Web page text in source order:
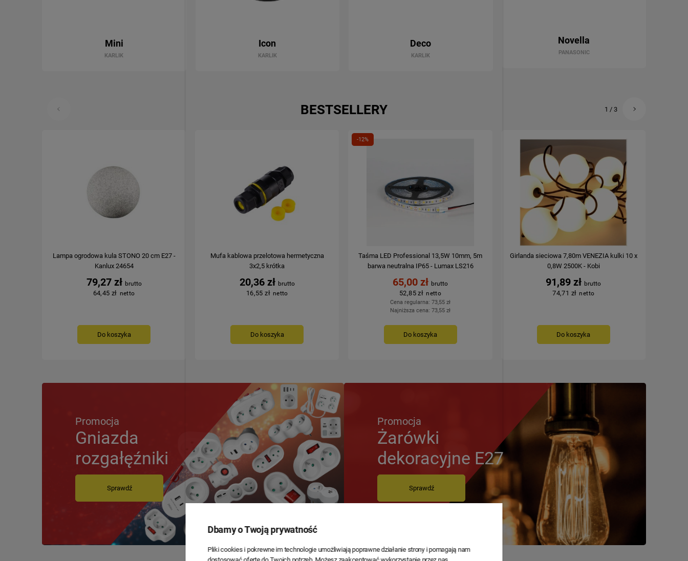
Mini
KARLIK
Icon
KARLIK
Deco
KARLIK
Novella
PANASONIC
BESTSELLERY
Lampa ogrodowa kula STONO 20 cm E27 -
Kanlux 24654
79,27 zł
64,45 zł
Do koszyka
Mufa kablowa przelotowa hermetyczna
3x2,5 krótka
20,36 zł
16,55 zł
Do koszyka
-12%
Taśma LED Professional 13,5W 10mm, 5m
barwa neutralna IP65 - Lumax LS216
65,00 zł
52,85 zł
Cena regularna:73,55 zł
Najniższa cena:73,55 zł
Do koszyka
Girlanda sieciowa 7,80m VENEZIA kulki 10 x
0,8W 2500K - Kobi
91,89 zł
74,71 zł
Do koszyka
1 / 3
Promocja
Gniazda
rozgałęźniki
Sprawdź
Promocja
Żarówki
dekoracyjne E27
Sprawdź
Dbamy o Twoją prywatność
Pliki cookies i pokrewne im technologie umożliwiają poprawne działanie strony i pomagają nam